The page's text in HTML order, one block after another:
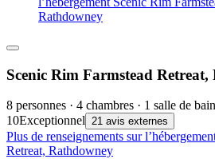
Rathdowney
Scenic Rim Farmstead
8 personnes · 4 chambres · 1 salle de bain
10Exceptionnel 21 avis externes
Plus de renseignements sur
Retreat, Rathdowney